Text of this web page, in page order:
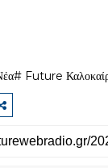
Future